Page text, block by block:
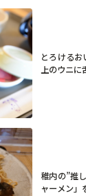
とろける
上のウニに
稚内の”推
ャーメン」